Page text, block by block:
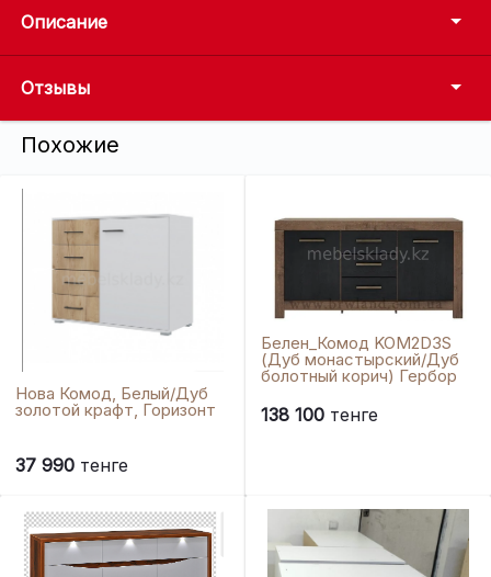
Описание
Отзывы
Похожие
Нова Комод, Белый/Дуб
золотой крафт, Горизонт
37 990 тенге
Белен_Комод KOM2D3S
(Дуб монастырский/Дуб
болотный корич) Гербор
138 100 тенге